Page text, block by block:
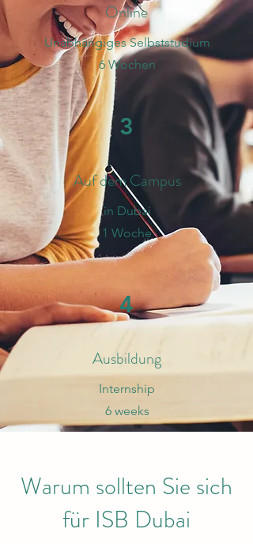
Online
Unabhängiges Selbststudium
6 Wochen
3
Auf dem Campus
in Dubai
1 Woche
4
Ausbildung
Internship
6 weeks
Warum sollten Sie sich
für ISB Dubai